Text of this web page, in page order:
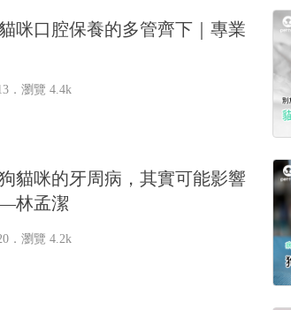
咪口腔保養的多管齊下｜專業
． 瀏覽 4.4k
貓咪的牙周病，其實可能影響
林孟潔
． 瀏覽 4.2k